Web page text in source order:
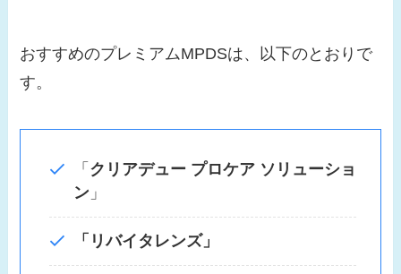
おすすめのプレミアムMPDSは、以下のとおりで
す。
「 クリアデュー プロケア ソリューショ
ン」
「リバイタレンズ」